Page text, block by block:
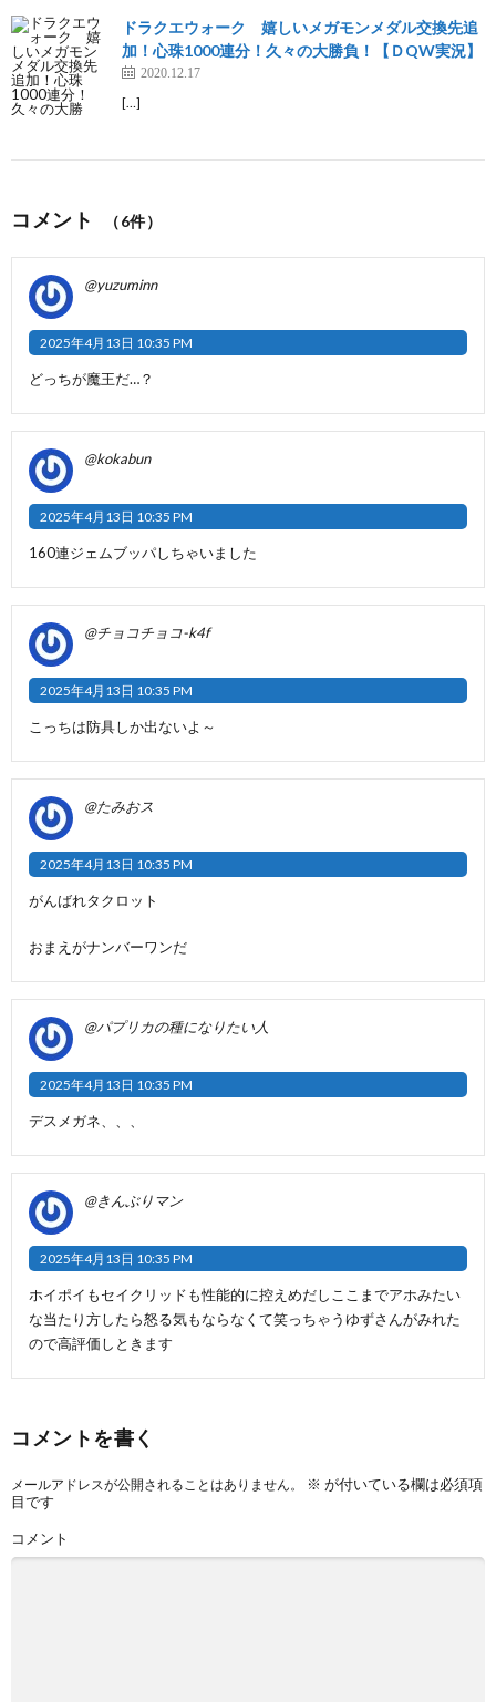
ドラクエウォーク 嬉しいメガモンメダル交換先追
加！心珠1000連分！久々の大勝負！【ＤQW実況】
2020.12.17
[…]
コメント （6件）
@yuzuminn
2025年4月13日 10:35 PM
どっちが魔王だ…？
@kokabun
2025年4月13日 10:35 PM
160連ジェムブッパしちゃいました
@チョコチョコ-k4f
2025年4月13日 10:35 PM
こっちは防具しか出ないよ～
@たみおス
2025年4月13日 10:35 PM
がんばれタクロット
おまえがナンバーワンだ
@パプリカの種になりたい人
2025年4月13日 10:35 PM
デスメガネ、、、
@きんぶりマン
2025年4月13日 10:35 PM
ホイポイもセイクリッドも性能的に控えめだしここまでアホみたい
な当たり方したら怒る気もならなくて笑っちゃうゆずさんがみれた
ので高評価しときます
コメントを書く
メールアドレスが公開されることはありません。 ※ が付いている欄は必須項
目です
コメント